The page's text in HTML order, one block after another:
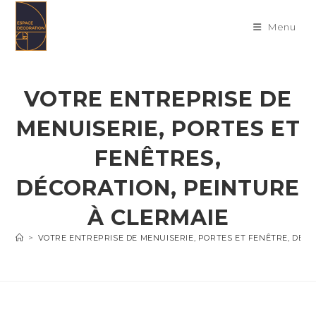
content
Menu
VOTRE ENTREPRISE DE
MENUISERIE, PORTES ET
FENÊTRES,
DÉCORATION, PEINTURE
À CLERMAIE
> VOTRE ENTREPRISE DE MENUISERIE, PORTES ET FENÊTRE,